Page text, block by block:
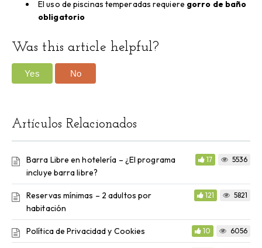
El uso de piscinas temperadas requiere gorro de baño
obligatorio
Was this article helpful?
Yes No
Artículos Relacionados
Barra Libre en hotelería – ¿El programa
incluye barra libre?
17 5536
Reservas mínimas – 2 adultos por
habitación
121 5821
Política de Privacidad y Cookies 10 6056